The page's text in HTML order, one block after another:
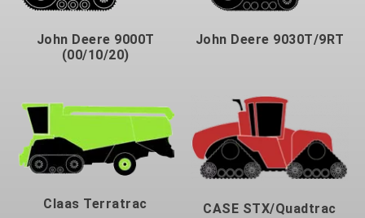
John Deere 9000T
(00/10/20)
John Deere 9030T/9RT
Claas Terratrac CASE STX/Quadtrac